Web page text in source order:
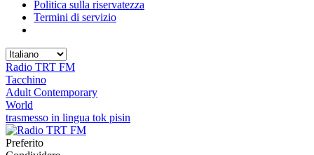
Politica sulla riservatezza
Termini di servizio
Radio TRT FM
Tacchino
Adult Contemporary
World
trasmesso in lingua tok pisin
Preferito